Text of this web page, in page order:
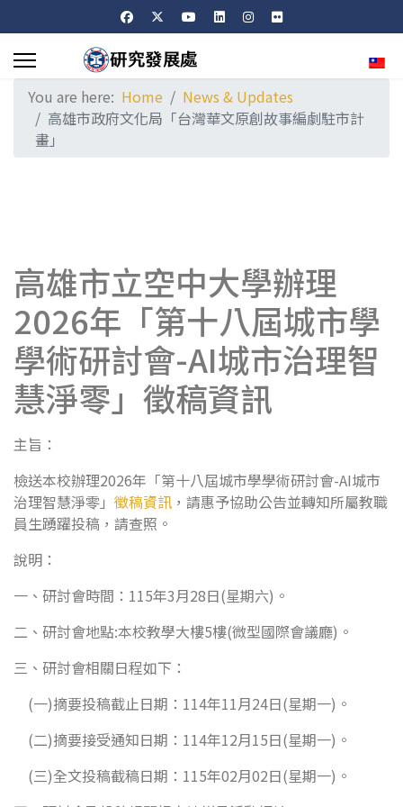
You are here: Home
News & Updates
高雄市政府文化局「台灣華文原創故事編劇駐市計
畫」
高雄市立空中大學辦理
2026年「第十八屆城市學
學術研討會-AI城市治理智
慧淨零」徵稿資訊
主旨：
檢送本校辦理2026年「第十八屆城市學學術研討會-AI城市
治理智慧淨零」 徵稿資訊 ，請惠予協助公告並轉知所屬教職
員生踴躍投稿，請查照。
說明：
一、研討會時間：115年3月28日(星期六)。
二、研討會地點:本校教學大樓5樓(微型國際會議廳)。
三、研討會相關日程如下：
(一)摘要投稿截止日期：114年11月24日(星期一)。
(二)摘要接受通知日期：114年12月15日(星期一)。
(三)全文投稿截稿日期：115年02月02日(星期一)。